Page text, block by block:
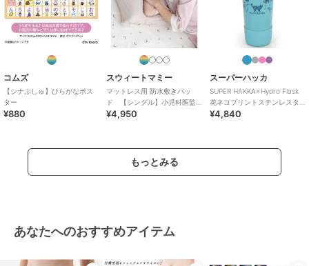
コムズ
【シナぷしゅ】ひらがなポス
ター
¥880
スウィートマミー
マットレス用 防水敷きパッ
ド 【シングル】小児科医監
修
¥4,950
スーパーハッカ
SUPER HAKKA×Hydro Flask
花ネコプリントステンレスタ
ンブラー 354
¥4,840
もっとみる
あなたへのおすすめアイテム